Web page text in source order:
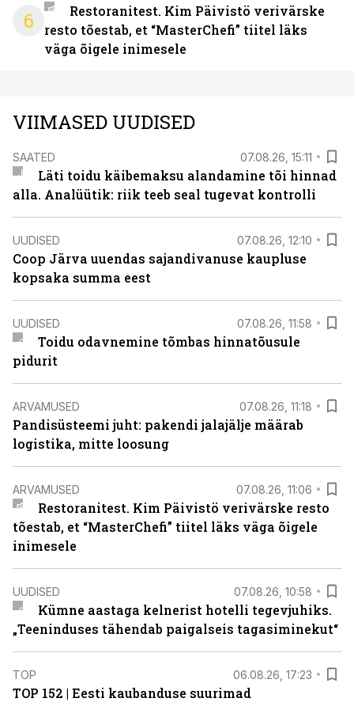
6
Restoranitest. Kim Päivistö verivärske
resto tõestab, et “MasterChefi” tiitel läks
väga õigele inimesele
VIIMASED UUDISED
SAATED 07.08.26, 15:11
Läti toidu käibemaksu alandamine tõi hinnad
alla. Analüütik: riik teeb seal tugevat kontrolli
UUDISED 07.08.26, 12:10
Coop Järva uuendas sajandivanuse kaupluse
kopsaka summa eest
UUDISED 07.08.26, 11:58
Toidu odavnemine tõmbas hinnatõusule
pidurit
ARVAMUSED 07.08.26, 11:18
Pandisüsteemi juht: pakendi jalajälje määrab
logistika, mitte loosung
ARVAMUSED 07.08.26, 11:06
Restoranitest. Kim Päivistö verivärske resto
tõestab, et “MasterChefi” tiitel läks väga õigele
inimesele
UUDISED 07.08.26, 10:58
Kümne aastaga kelnerist hotelli tegevjuhiks.
„Teeninduses tähendab paigalseis tagasiminekut“
TOP 06.08.26, 17:23
TOP 152 | Eesti kaubanduse suurimad